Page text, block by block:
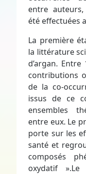
entre
été effectuées
La première
la littérature
d’argan.
contributions
de la co-
issus de ce
ensembles
entre eux. Le
porte sur les
santé et
composés
oxydatif ».Le